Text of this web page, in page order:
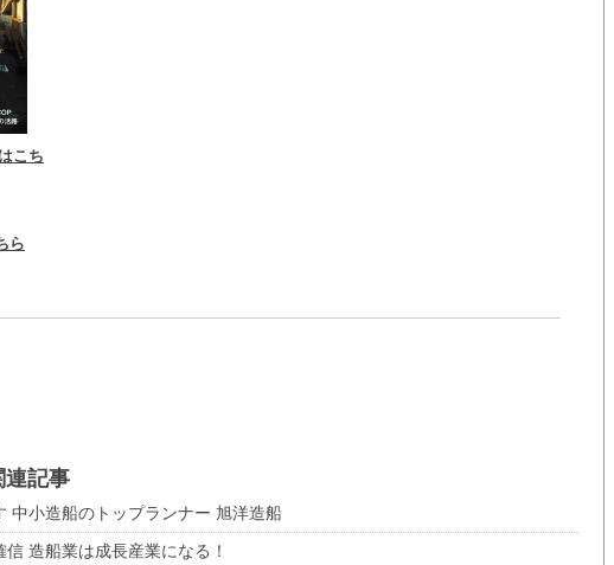
こち
ら
連記事
中小造船のトップランナー 旭洋造船
造船業は成長産業になる！